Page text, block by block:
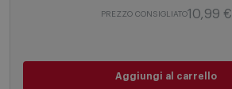
PREZZO CONSIGLIATO10,99 €
Aggiungi al carrello